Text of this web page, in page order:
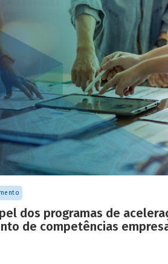
dos programas de
de competências